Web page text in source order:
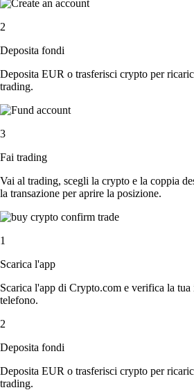
2
Deposita fondi
Deposita EUR o trasferisci crypto per
trading.
3
Fai trading
Vai al trading, scegli la crypto e la coppia
la transazione per aprire la posizione.
1
Scarica l'app
Scarica l'app di Crypto.com e verifica la
telefono.
2
Deposita fondi
Deposita EUR o trasferisci crypto per
trading.